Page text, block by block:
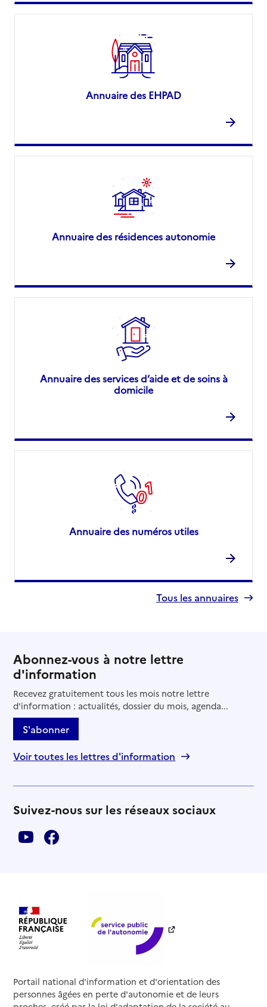
Annuaire des EHPAD
Annuaire des résidences autonomie
Annuaire des services d’aide et de soins à
domicile
Annuaire des numéros utiles
Tous les annuaires
Abonnez-vous à notre lettre
d'information
Recevez gratuitement tous les mois notre lettre
d'information : actualités, dossier du mois, agenda...
S'abonner
Voir toutes les lettres d'information
Suivez-nous sur les réseaux sociaux
Portail national d'information et d'orientation des
personnes âgées en perte d'autonomie et de leurs